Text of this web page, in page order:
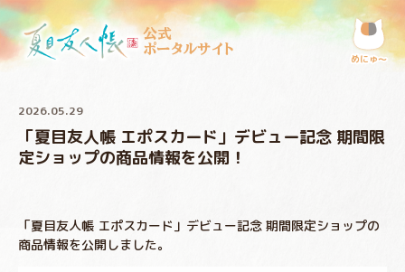
公式
ポータルサイト
めにゅ〜
2026.05.29
「夏目友人帳 エポスカード」デビュー記念 期間限
定ショップの商品情報を公開！
「夏目友人帳 エポスカード」デビュー記念 期間限定ショップの
商品情報を公開しました。